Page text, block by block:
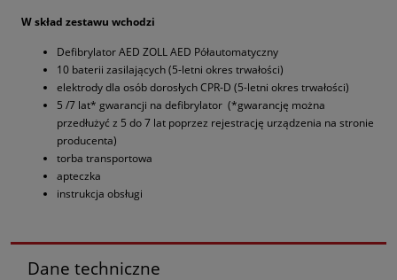
W skład zestawu wchodzi
Defibrylator AED ZOLL AED Półautomatyczny
10 baterii zasilających (5-letni okres trwałości)
elektrody dla osób dorosłych CPR-D (5-letni okres trwałości)
5 /7 lat* gwarancji na defibrylator (*gwarancję można
przedłużyć z 5 do 7 lat poprzez rejestrację urządzenia na stronie
producenta)
torba transportowa
apteczka
instrukcja obsługi
Dane techniczne